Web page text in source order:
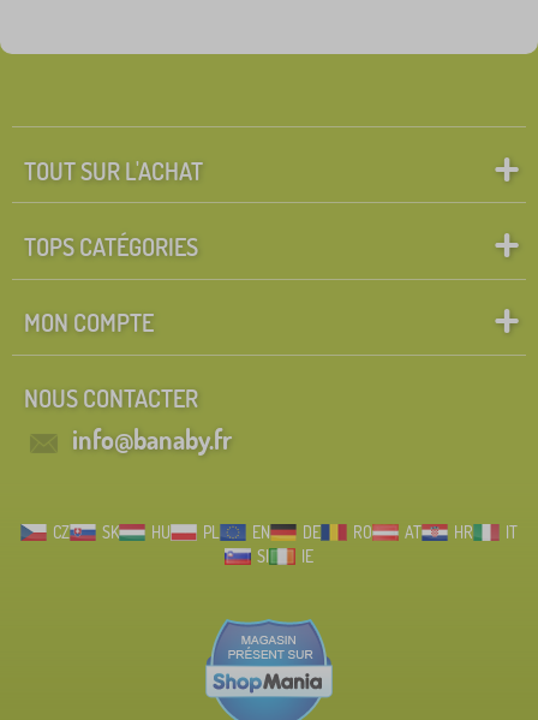
TOUT SUR L'ACHAT
TOPS CATÉGORIES
MON COMPTE
NOUS CONTACTER
info@banaby.fr
CZ SK HU PL EN DE RO AT HR
IT
SI
IE